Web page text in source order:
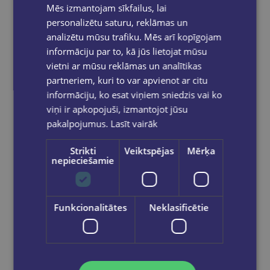
Pasūtījumu apstrāde notiek darba dienās.
Apmaksātie pasūtījumi tiekapstrādāti un
izsūtīti 2-5 darba dienu laikā.
Bezmaksas piegādeuz OMNIVA
pakomātiem Latvijāpasūtījumiem no €40.00.
Bezmaksas piegāde jebkurā GLOBUSS
grāmatnīcā 1-5 darba dienu laikā, kad
pasūtījums būs gatavs saņemšanai, saņemsi
e-pastu un/ vai SMS.
Dalies sociālajos tīklos:
Mēs izmantojam sīkfailus, lai
personalizētu saturu, reklāmas un
analizētu mūsu trafiku. Mēs arī kopīgojam
informāciju par to, kā jūs lietojat mūsu
vietni ar mūsu reklāmas un analītikas
partneriem, kuri to var apvienot ar citu
informāciju, ko esat viņiem sniedzis vai ko
viņi ir apkopojuši, izmantojot jūsu
pakalpojumus. Lasīt vairāk
Strikti
nepieciešamie
Veiktspējas Mērķa
Funkcionalitātes Neklasificētie